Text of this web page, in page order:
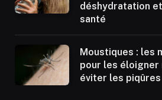
déshydratation
santé
Moustiques : les
pour les
éviter les